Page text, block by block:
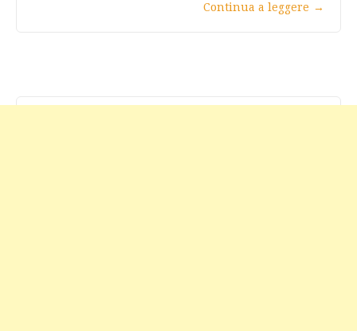
Continua a leggere →